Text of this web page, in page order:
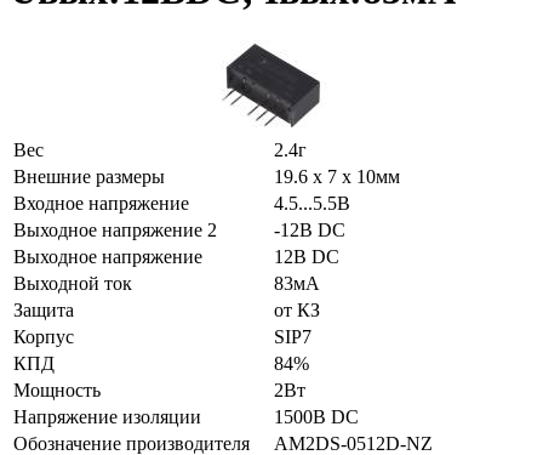
Вес
2.4г
Внешние размеры
19.6 x 7 x 10мм
Входное напряжение
4.5...5.5В
Выходное напряжение 2
-12В DC
Выходное напряжение
12В DC
Выходной ток
83мА
Защита
от КЗ
Корпус
SIP7
КПД
84%
Мощность
2Вт
Напряжение изоляции
1500В DC
Обозначение производителя
AM2DS-0512D-NZ